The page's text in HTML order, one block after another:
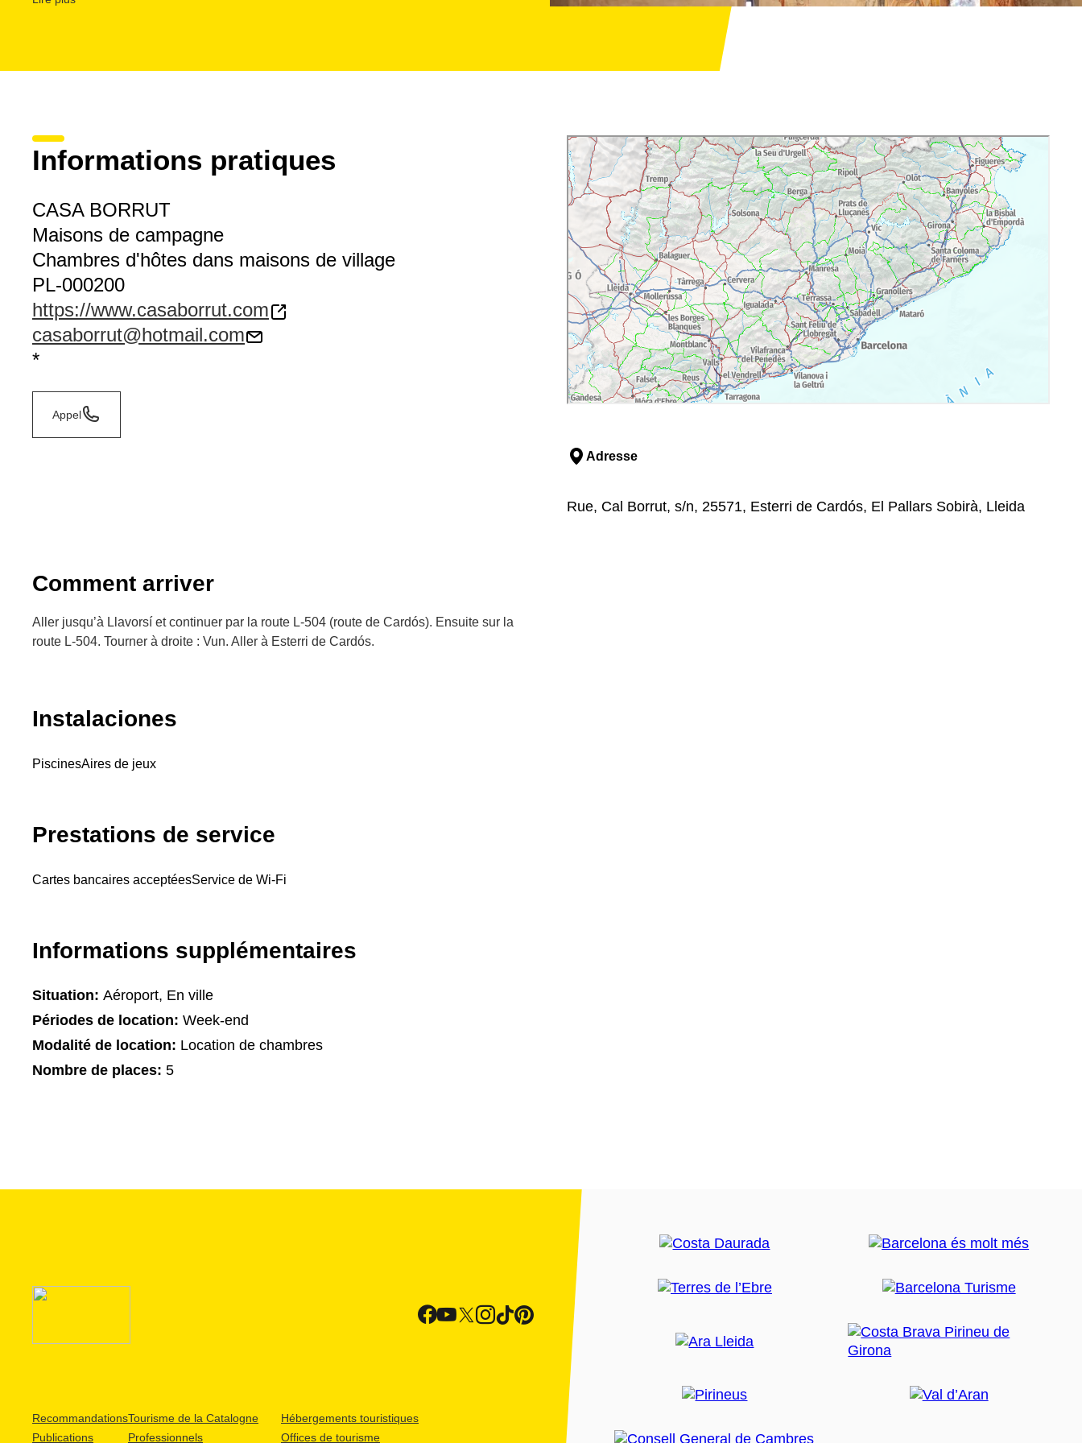
Informations pratiques
CASA BORRUT
Maisons de campagne
Chambres d'hôtes dans maisons de village
PL-000200
https://www.casaborrut.com
casaborrut@hotmail.com
*
Appel
Adresse
Rue, Cal Borrut, s/n, 25571, Esterri de Cardós, El Pallars Sobirà, Lleida
Comment arriver
Aller jusqu’à Llavorsí et continuer par la route L-504 (route de Cardós). Ensuite sur la
route L-504. Tourner à droite : Vun. Aller à Esterri de Cardós.
Instalaciones
PiscinesAires de jeux
Prestations de service
Cartes bancaires acceptéesService de Wi-Fi
Informations supplémentaires
Situation: Aéroport, En ville
Périodes de location: Week-end
Modalité de location: Location de chambres
Nombre de places: 5
Recommandations
Publications
Tourisme de la Catalogne
Professionnels
Hébergements touristiques
Offices de tourisme